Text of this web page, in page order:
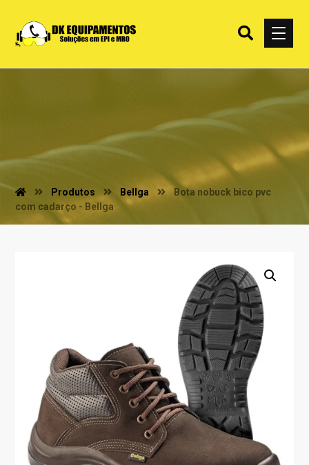
Produtos Bellga
Bota nobuck bico pvc
com cadarço - Bellga